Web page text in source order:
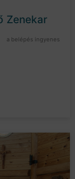
Zenekar
a belépés ingyenes